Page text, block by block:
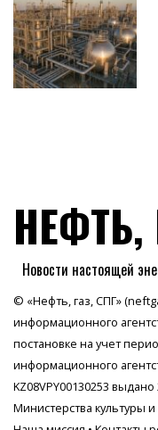
НЕФТЬ,
Новости настоящей
© «Нефть, газ, СПГ»
информационного
постановке на учет
информационного
KZ08VPY00130253
Министерства культуры